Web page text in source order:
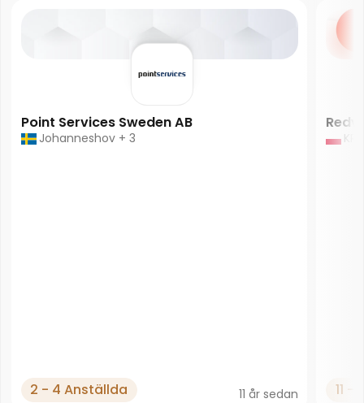
Point Services Sweden AB
Johanneshov + 3
2 - 4 Anställda 11 år sedan 11 -